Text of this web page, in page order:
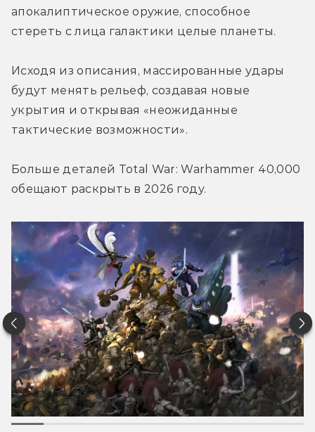
апокалиптическое оружие, способное
стереть с лица галактики целые планеты.
Исходя из описания, массированные удары
будут менять рельеф, создавая новые
укрытия и открывая «неожиданные
тактические возможности».
Больше деталей Total War: Warhammer 40,000
обещают раскрыть в 2026 году.